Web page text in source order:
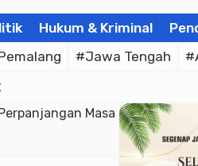
Hukum & Kriminal
#Jawa Tengah
Masa